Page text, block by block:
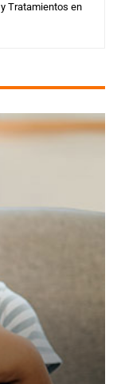
Tratamientos en